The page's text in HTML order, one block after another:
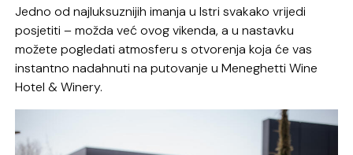
Jedno od najluksuznijih imanja u Istri svakako vrijedi
posjetiti – možda već ovog vikenda, a u nastavku
možete pogledati atmosferu s otvorenja koja će vas
instantno nadahnuti na putovanje u Meneghetti Wine
Hotel & Winery.